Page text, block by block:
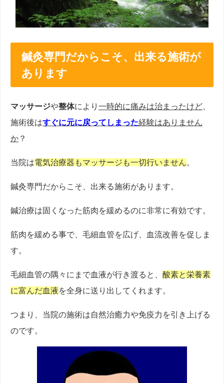
鍼灸専門だからこそ、出来る施術が
あります
マッサージや整体により 一時的に痛みは治まったけど
施術後はすぐに元に戻ってしまった経験はありません
か ？
当院は電気治療器もマッサージも一切行いません
鍼灸専門だからこそ、出来る施術があります。
鍼治療は固くなった筋肉を緩めるのに非常に有効です。
筋肉を緩める事で、毛細血管を広げ、血流改善を促しま
す。
毛細血管の隅々にまで血液が行き渡ると、 酸素と栄養素
に富んだ血液を全身に送り出してくれます。
つまり、当院の施術は自然治癒力や免疫力を引き上げる
のです。